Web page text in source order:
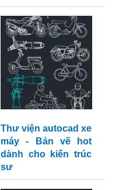
Thư viện autocad xe
máy - Bản vẽ hot
dành cho kiến trúc
sư